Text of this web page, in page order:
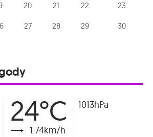
20 21 22 23
27 28 29 30
24°C
1.74km/h
1013hPa